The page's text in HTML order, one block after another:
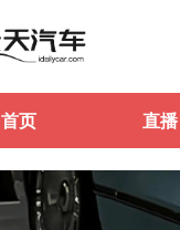
首页 直播